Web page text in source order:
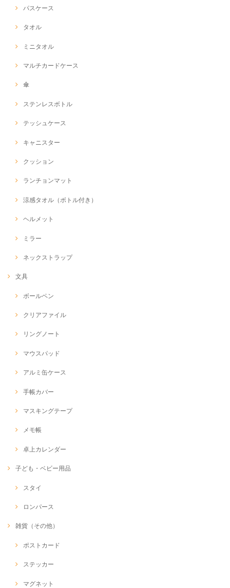
パスケース
タオル
ミニタオル
マルチカードケース
傘
ステンレスボトル
テッシュケース
キャニスター
クッション
ランチョンマット
涼感タオル（ボトル付き）
ヘルメット
ミラー
ネックストラップ
文具
ボールペン
クリアファイル
リングノート
マウスパッド
アルミ缶ケース
手帳カバー
マスキングテープ
メモ帳
卓上カレンダー
子ども・ベビー用品
スタイ
ロンパース
雑貨（その他）
ポストカード
ステッカー
マグネット